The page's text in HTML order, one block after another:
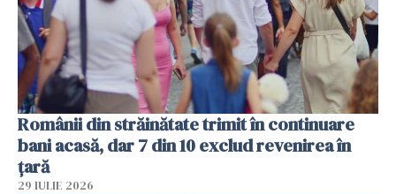
Românii din străinătate trimit în continuare
bani acasă, dar 7 din 10 exclud revenirea în
țară
29 IULIE 2026